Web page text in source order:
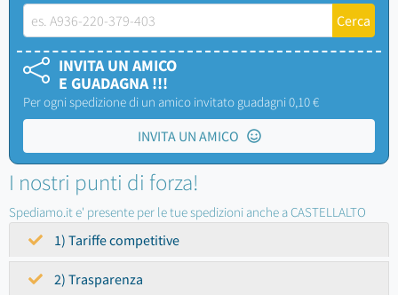
INVITA UN AMICO
E GUADAGNA !!!
Per ogni spedizione di un amico invitato guadagni 0,10 €
INVITA UN AMICO
I nostri punti di forza!
Spediamo.it e' presente per le tue spedizioni anche a CASTELLALTO
1) Tariffe competitive
2) Trasparenza